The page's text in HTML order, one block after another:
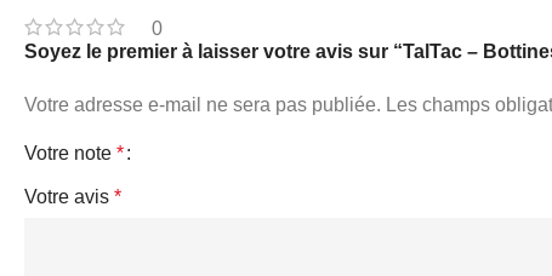
0
Soyez le premier à laisser votre avis sur “TalTac –
Votre adresse e-mail ne sera pas publiée. Les champs
Votre note *
Votre avis *